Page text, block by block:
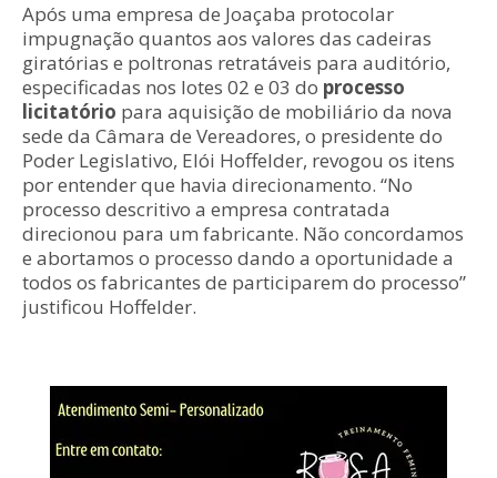
Após uma empresa de Joaçaba protocolar
impugnação quantos aos valores das cadeiras
giratórias e poltronas retratáveis para auditório,
especificadas nos lotes 02 e 03 do processo
licitatório para aquisição de mobiliário da nova
sede da Câmara de Vereadores, o presidente do
Poder Legislativo, Elói Hoffelder, revogou os itens
por entender que havia direcionamento. “No
processo descritivo a empresa contratada
direcionou para um fabricante. Não concordamos
e abortamos o processo dando a oportunidade a
todos os fabricantes de participarem do processo”
justificou Hoffelder.